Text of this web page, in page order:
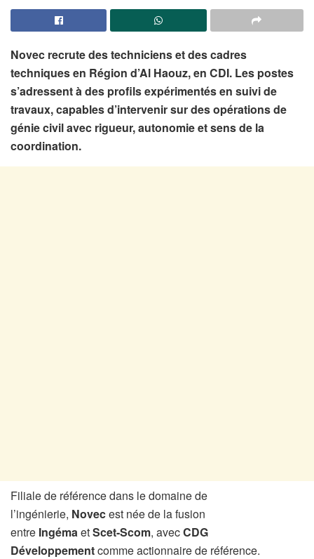
Novec recrute des techniciens et des cadres
techniques en Région d’Al Haouz, en CDI. Les postes
s’adressent à des profils expérimentés en suivi de
travaux, capables d’intervenir sur des opérations de
génie civil avec rigueur, autonomie et sens de la
coordination.
Filiale de référence dans le domaine de
l’ingénierie, Novecest née de la fusion
entre IngémaetScet-Scom, avecCDG
Développementcomme actionnaire de référence.